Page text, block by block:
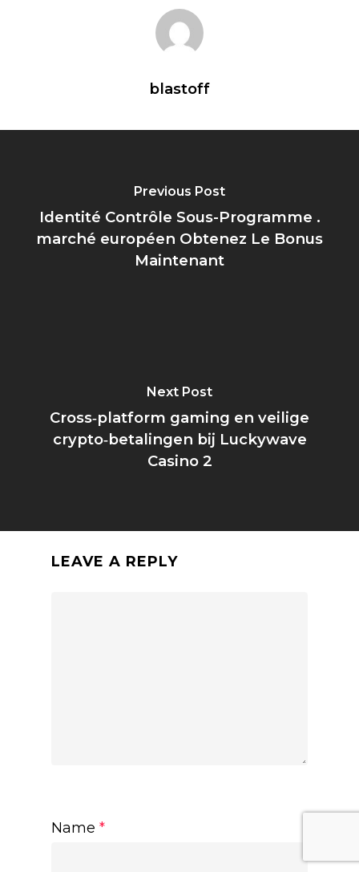
blastoff
Previous Post
Identité Contrôle Sous-Programme .
marché européen Obtenez Le Bonus
Maintenant
Next Post
Cross‑platform gaming en veilige
crypto‑betalingen bij Luckywave
Casino 2
LEAVE A REPLY
Name *